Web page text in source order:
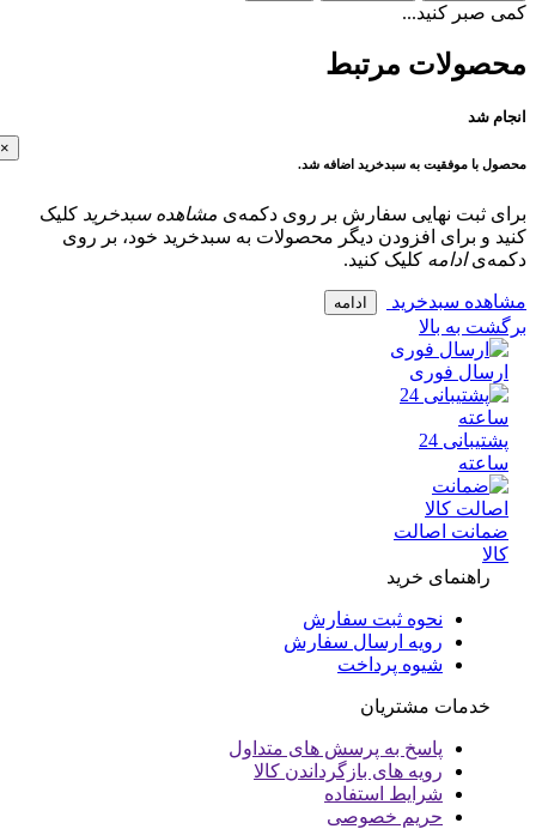
کنید...
مرتبط
شد
با موفقیت به سبدخرید اضافه شد.
ثبت نهایی سفارش بر روی دکمه‌یمشاهده سبدخریدکلیک
و برای افزودن دیگر محصولات به سبدخرید خود، بر روی
ادامهکلیک کنید.
سبدخرید ادامه
به بالا
فوری
پشتیبانی 24
اصالت
راهنمای خرید
نحوه ثبت سفارش
رویه ارسال سفارش
شیوه پرداخت
خدمات مشتریان
پاسخ به پرسش های متداول
رویه های بازگرداندن کالا
شرایط استفاده
حریم خصوصی